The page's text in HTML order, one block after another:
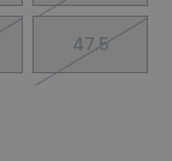
47.5